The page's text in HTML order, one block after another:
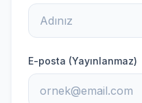
E-posta (Yayınlanmaz)